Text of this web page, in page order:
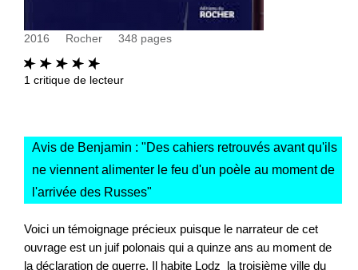
2016 Rocher 348 pages
1 critique de lecteur
Avis de Benjamin : "Des cahiers retrouvés avant qu'ils
ne viennent alimenter le feu d'un poèle au moment de
l'arrivée des Russes"
Voici un témoignage précieux puisque le narrateur de cet
ouvrage est un juif polonais qui a quinze ans au moment de
la déclaration de guerre. Il habite Lodz la troisième ville du